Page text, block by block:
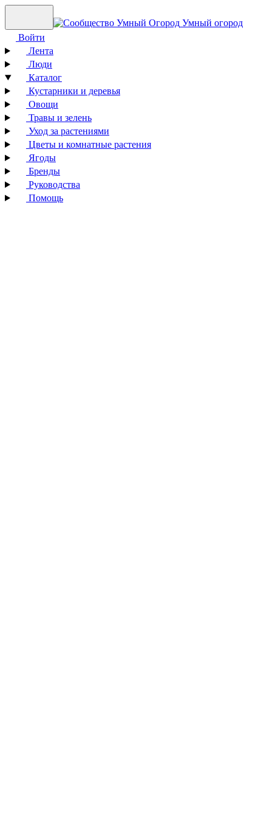
Умный огород
Войти
Лента
Люди
Каталог
Кустарники и деревья
Овощи
Травы и зелень
Уход за растениями
Цветы и комнатные растения
Ягоды
Бренды
Руководства
Помощь